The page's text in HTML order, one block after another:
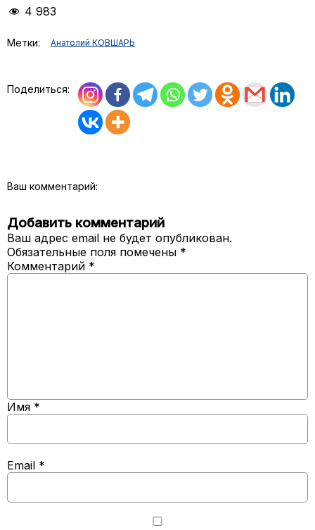
4 983
Метки: Анатолий КОВШАРЬ
Поделиться:
Ваш комментарий:
Добавить комментарий
Ваш адрес email не будет опубликован.
Обязательные поля помечены *
Комментарий *
Имя *
Email *